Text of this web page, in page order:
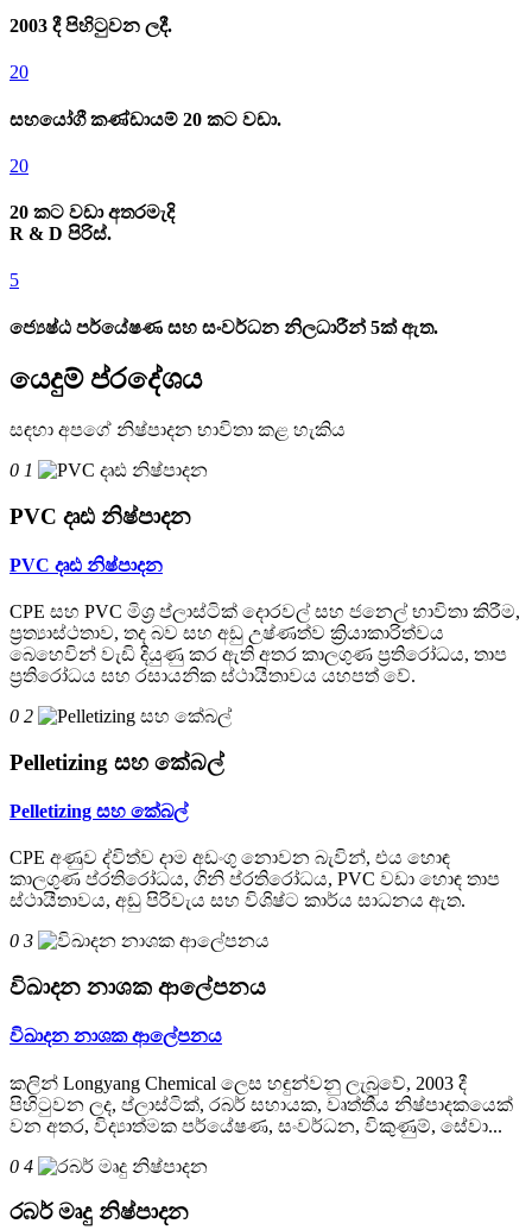
2003 දී පිහිටුවන ලදී.
20
සහයෝගී කණ්ඩායම් 20 කට වඩා.
20
20 කට වඩා අතරමැදි
R & D පිරිස්.
5
ජ්‍යෙෂ්ඨ පර්යේෂණ සහ සංවර්ධන නිලධාරීන් 5ක් ඇත.
යෙදුම් ප්රදේශය
සඳහා අපගේ නිෂ්පාදන භාවිතා කළ හැකිය
0 1
PVC දෘඪ නිෂ්පාදන
PVC දෘඪ නිෂ්පාදන
CPE සහ PVC මිශ්‍ර ප්ලාස්ටික් දොරවල් සහ ජනෙල් භාවිතා කිරීම,
ප්‍රත්‍යාස්ථතාව, තද බව සහ අඩු උෂ්ණත්ව ක්‍රියාකාරිත්වය
බෙහෙවින් වැඩි දියුණු කර ඇති අතර කාලගුණ ප්‍රතිරෝධය, තාප
ප්‍රතිරෝධය සහ රසායනික ස්ථායීතාවය යහපත් වේ.
0 2
Pelletizing සහ කේබල්
Pelletizing සහ කේබල්
CPE අණුව ද්විත්ව දාම අඩංගු නොවන බැවින්, එය හොඳ
කාලගුණ ප්රතිරෝධය, ගිනි ප්රතිරෝධය, PVC වඩා හොඳ තාප
ස්ථායීතාවය, අඩු පිරිවැය සහ විශිෂ්ට කාර්ය සාධනය ඇත.
0 3
විඛාදන නාශක ආලේපනය
විඛාදන නාශක ආලේපනය
කලින් Longyang Chemical ලෙස හඳුන්වනු ලැබුවේ, 2003 දී
පිහිටුවන ලද, ප්ලාස්ටික්, රබර් සහායක, වෘත්තීය නිෂ්පාදකයෙක්
වන අතර, විද්‍යාත්මක පර්යේෂණ, සංවර්ධන, විකුණුම්, සේවා...
0 4
රබර් මෘදු නිෂ්පාදන